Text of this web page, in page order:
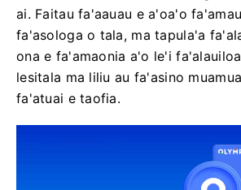
ai. Faitau fa'aauau e a'oa'o
fa'asologa o tala, ma tapula'a
ona e fa'amaonia a'o le'i
lesitala ma liliu au fa'asino
fa'atuai e taofia.